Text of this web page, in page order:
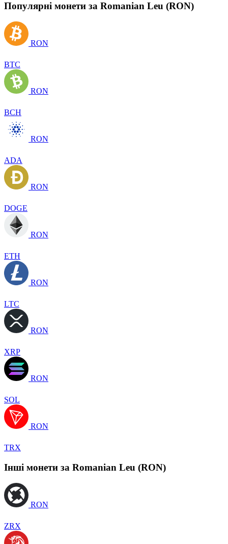
Популярні монети за Romanian Leu (RON)
RON
BTC
RON
BCH
RON
ADA
RON
DOGE
RON
ETH
RON
LTC
RON
XRP
RON
SOL
RON
TRX
Інші монети за Romanian Leu (RON)
RON
ZRX